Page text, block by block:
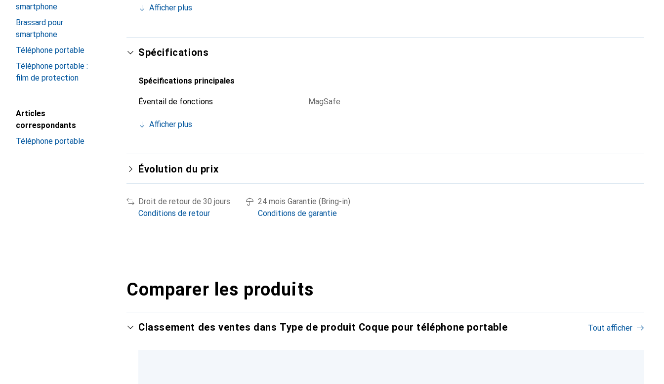
smartphone
Brassard pour
smartphone
Téléphone portable
Téléphone portable :
film de protection
Articles
correspondants
Téléphone portable
Noreve est un choix sûr pour une clientèle exigeante.
Afficher plus
Spécifications
Spécifications principales
Éventail de fonctions MagSafe
Afficher plus
Évolution du prix
Droit de retour de 30 jours
Conditions de retour
24 mois Garantie (Bring-in)
Conditions de garantie
Comparer les produits
Classement des ventes dans Type de produit Coque pour téléphone portable Tout afficher